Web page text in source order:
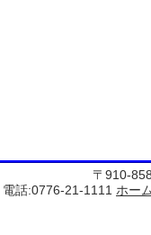
〒910-
電話:0776-21-1111 ホー